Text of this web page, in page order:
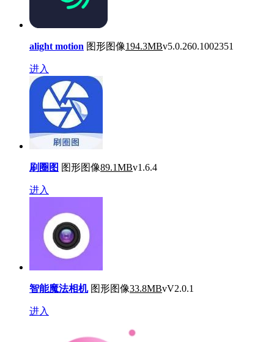
alight motion 图形图像194.3MBv5.0.260.1002351
进入
刷圈图 图形图像89.1MBv1.6.4
进入
智能魔法相机 图形图像33.8MBvV2.0.1
进入